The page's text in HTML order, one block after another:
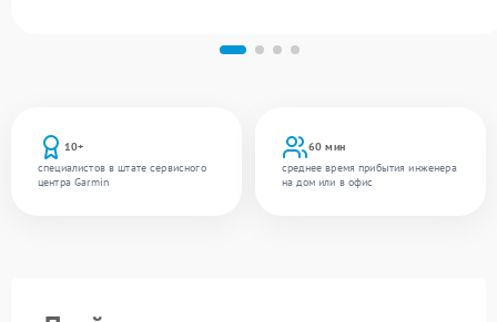
10+
специалистов в штате сервисного
центра Garmin
60 мин
среднее время прибытия инженера
на дом или в офис